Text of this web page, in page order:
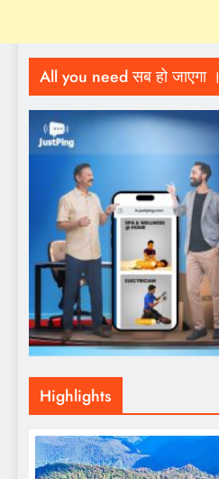
All you need सब हो जाएगा ।
Highlights